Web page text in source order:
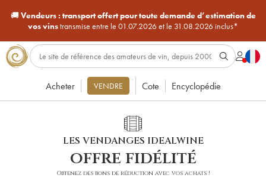
🚚Vendeurs : transport offert pour toute demande d’estimation de
vos vinstransmise entre le 01.07.2026 et le 31.08.2026 inclus*
Acheter VENDRE Cote Encyclopédie
LES VENDANGES IDEALWINE
offre fidélité
Obtenez des bons de réduction avec vos achats !